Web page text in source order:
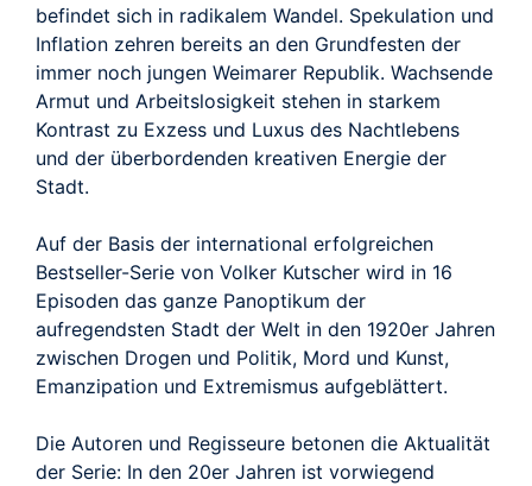
befindet sich in radikalem Wandel. Spekulation und
Inflation zehren bereits an den Grundfesten der
immer noch jungen Weimarer Republik. Wachsende
Armut und Arbeitslosigkeit stehen in starkem
Kontrast zu Exzess und Luxus des Nachtlebens
und der überbordenden kreativen Energie der
Stadt.
Auf der Basis der international erfolgreichen
Bestseller-Serie von Volker Kutscher wird in 16
Episoden das ganze Panoptikum der
aufregendsten Stadt der Welt in den 1920er Jahren
zwischen Drogen und Politik, Mord und Kunst,
Emanzipation und Extremismus aufgeblättert.
Die Autoren und Regisseure betonen die Aktualität
der Serie: In den 20er Jahren ist vorwiegend